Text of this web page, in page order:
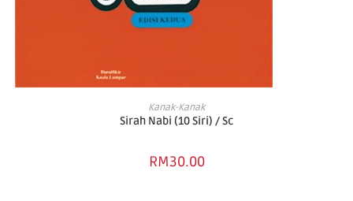
ADD TO BASKET
Kanak-Kanak
Sirah Nabi (10 Siri) / Sc
RM30.00